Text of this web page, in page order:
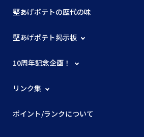
堅あげポテトの歴代の味
堅あげポテト掲示板
10周年記念企画！
リンク集
ポイント/ランクについて